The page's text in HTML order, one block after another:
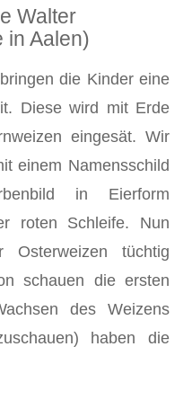
Walter
in Aalen)
die Kinder eine
Diese wird mit Erde
eingesät. Wir
einem Namensschild
in Eierform
roten Schleife. Nun
tüchtig
schauen die ersten
des Weizens
haben die